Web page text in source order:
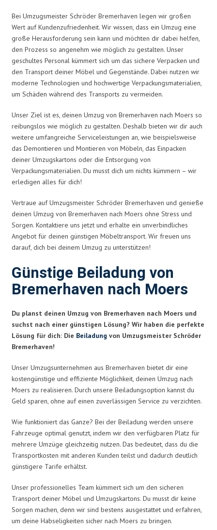
Bei Umzugsmeister Schröder Bremerhaven legen wir großen
Wert auf Kundenzufriedenheit. Wir wissen, dass ein Umzug eine
große Herausforderung sein kann und möchten dir dabei helfen,
den Prozess so angenehm wie möglich zu gestalten. Unser
geschultes Personal kümmert sich um das sichere Verpacken und
den Transport deiner Möbel und Gegenstände. Dabei nutzen wir
moderne Technologien und hochwertige Verpackungsmaterialien,
um Schäden während des Transports zu vermeiden.
Unser Ziel ist es, deinen Umzug von Bremerhaven nach Moers so
reibungslos wie möglich zu gestalten. Deshalb bieten wir dir auch
weitere umfangreiche Serviceleistungen an, wie beispielsweise
das Demontieren und Montieren von Möbeln, das Einpacken
deiner Umzugskartons oder die Entsorgung von
Verpackungsmaterialien. Du musst dich um nichts kümmern – wir
erledigen alles für dich!
Vertraue auf Umzugsmeister Schröder Bremerhaven und genieße
deinen Umzug von Bremerhaven nach Moers ohne Stress und
Sorgen. Kontaktiere uns jetzt und erhalte ein unverbindliches
Angebot für deinen günstigen Möbeltransport. Wir freuen uns
darauf, dich bei deinem Umzug zu unterstützen!
Günstige Beiladung von
Bremerhaven nach Moers
Du planst deinen Umzug von Bremerhaven nach Moers und
suchst nach einer günstigen Lösung? Wir haben die perfekte
Lösung für dich: Die Beiladung von Umzugsmeister Schröder
Bremerhaven!
Unser Umzugsunternehmen aus Bremerhaven bietet dir eine
kostengünstige und effiziente Möglichkeit, deinen Umzug nach
Moers zu realisieren. Durch unsere Beiladungsoption kannst du
Geld sparen, ohne auf einen zuverlässigen Service zu verzichten.
Wie funktioniert das Ganze? Bei der Beiladung werden unsere
Fahrzeuge optimal genutzt, indem wir den verfügbaren Platz für
mehrere Umzüge gleichzeitig nutzen. Das bedeutet, dass du die
Transportkosten mit anderen Kunden teilst und dadurch deutlich
günstigere Tarife erhältst.
Unser professionelles Team kümmert sich um den sicheren
Transport deiner Möbel und Umzugskartons. Du musst dir keine
Sorgen machen, denn wir sind bestens ausgestattet und erfahren,
um deine Habseligkeiten sicher nach Moers zu bringen.